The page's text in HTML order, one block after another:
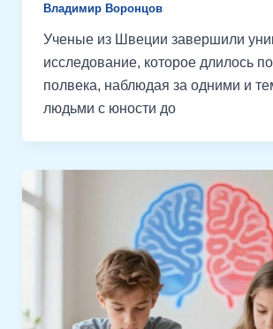
Владимир Воронцов
Ученые из Швеции завершили
исследование, которое длилось
полвека, наблюдая за одними и
людьми с юности до